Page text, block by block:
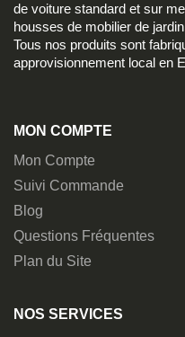
de voiture standard et sur
housses de mobilier de
Tous nos produits sont
approvisionnement local en
MON COMPTE
Mon Compte
Suivi Commande
Blog
Questions Fréquentes
Plan du Site
NOS SERVICES